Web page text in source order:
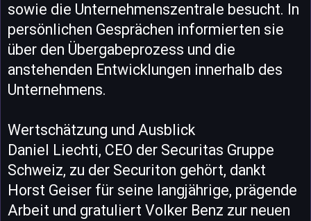
sowie die Unternehmenszentrale besucht. In
persönlichen Gesprächen informierten sie
über den Übergabeprozess und die
anstehenden Entwicklungen innerhalb des
Unternehmens.
Wertschätzung und Ausblick
Daniel Liechti, CEO der Securitas Gruppe
Schweiz, zu der Securiton gehört, dankt
Horst Geiser für seine langjährige, prägende
Arbeit und gratuliert Volker Benz zur neuen